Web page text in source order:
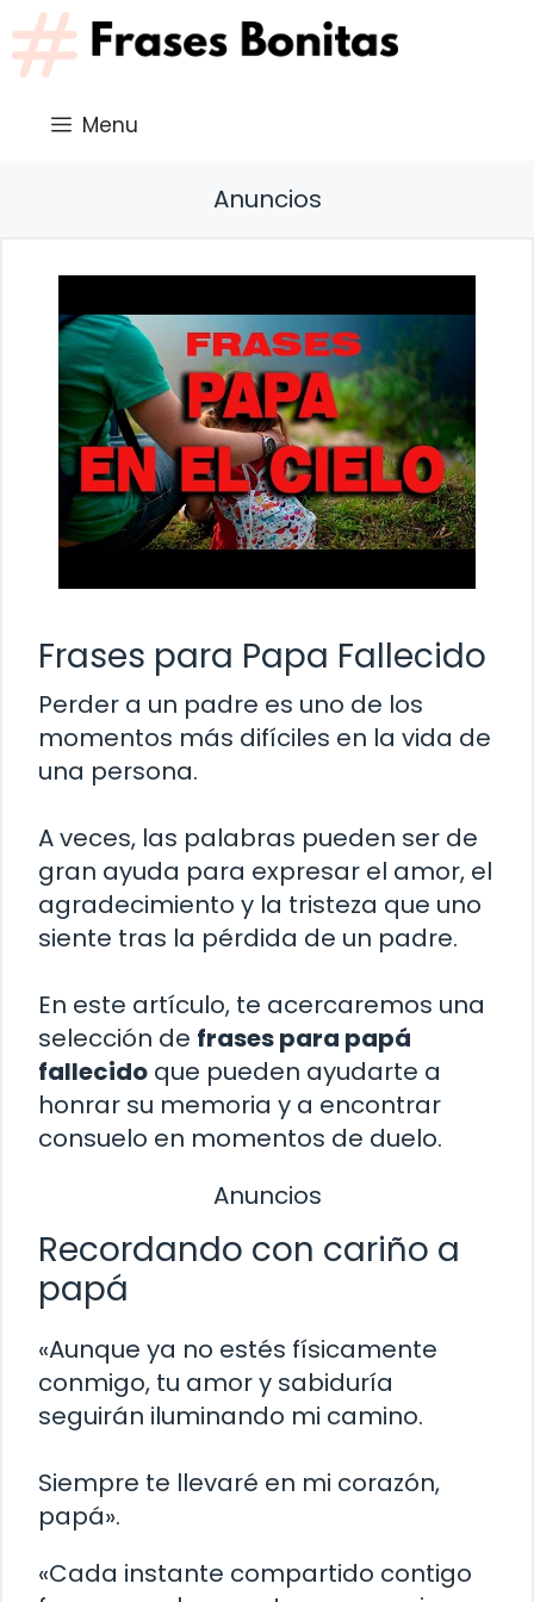
Saltar
al
contenido
Menu
Anuncios
Frases para Papa Fallecido
Perder a un padre es uno de los
momentos más difíciles en la vida de
una persona.
A veces, las palabras pueden ser de
gran ayuda para expresar el amor, el
agradecimiento y la tristeza que uno
siente tras la pérdida de un padre.
En este artículo, te acercaremos una
selección de frases para papá
fallecido que pueden ayudarte a
honrar su memoria y a encontrar
consuelo en momentos de duelo.
Anuncios
Recordando con cariño a
papá
«Aunque ya no estés físicamente
conmigo, tu amor y sabiduría
seguirán iluminando mi camino.
Siempre te llevaré en mi corazón,
papá».
«Cada instante compartido contigo